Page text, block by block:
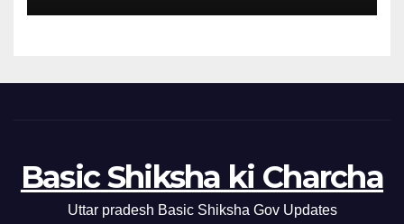
Basic Shiksha ki Charcha
Uttar pradesh Basic Shiksha Gov Updates